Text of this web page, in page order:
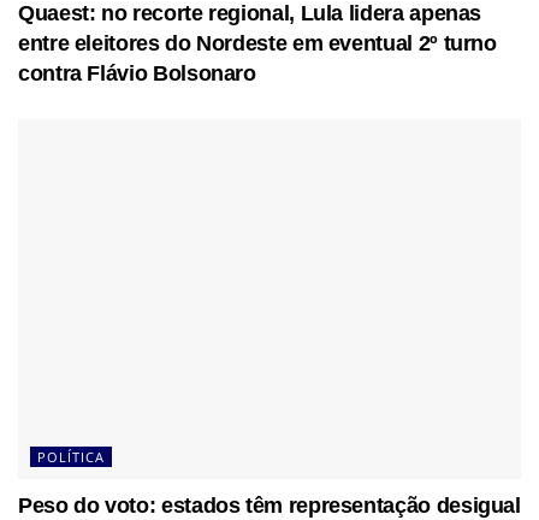
Quaest: no recorte regional, Lula lidera apenas
entre eleitores do Nordeste em eventual 2º turno
contra Flávio Bolsonaro
POLÍTICA
Peso do voto: estados têm representação desigual